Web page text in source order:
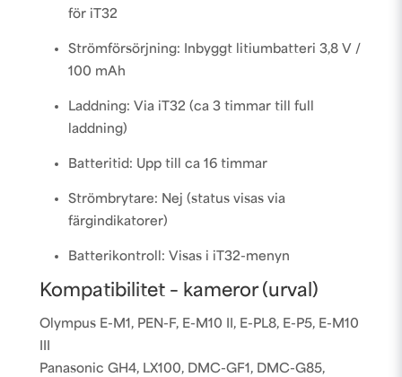
för iT32
Strömförsörjning: Inbyggt litiumbatteri 3,8 V /
100 mAh
Laddning: Via iT32 (ca 3 timmar till full
laddning)
Batteritid: Upp till ca 16 timmar
Strömbrytare: Nej (status visas via
färgindikatorer)
Batterikontroll: Visas i iT32-menyn
Kompatibilitet – kameror (urval)
Olympus E-M1, PEN-F, E-M10 II, E-PL8, E-P5, E-M10
III
Panasonic GH4, LX100, DMC-GF1, DMC-G85,